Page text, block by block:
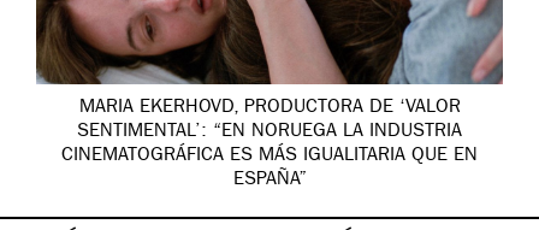
MARIA EKERHOVD, PRODUCTORA DE ‘VALOR
SENTIMENTAL’: “EN NORUEGA LA INDUSTRIA
CINEMATOGRÁFICA ES MÁS IGUALITARIA QUE EN
ESPAÑA”